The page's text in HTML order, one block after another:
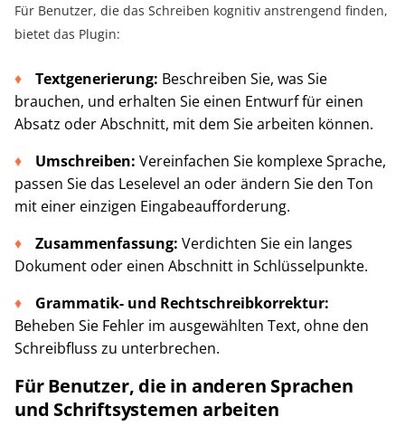
Für Benutzer, die das Schreiben kognitiv anstrengend finden,
bietet das Plugin:
Textgenerierung: Beschreiben Sie, was Sie
brauchen, und erhalten Sie einen Entwurf für einen
Absatz oder Abschnitt, mit dem Sie arbeiten können.
Umschreiben: Vereinfachen Sie komplexe Sprache,
passen Sie das Leselevel an oder ändern Sie den Ton
mit einer einzigen Eingabeaufforderung.
Zusammenfassung: Verdichten Sie ein langes
Dokument oder einen Abschnitt in Schlüsselpunkte.
Grammatik- und Rechtschreibkorrektur:
Beheben Sie Fehler im ausgewählten Text, ohne den
Schreibfluss zu unterbrechen.
Für Benutzer, die in anderen Sprachen
und Schriftsystemen arbeiten